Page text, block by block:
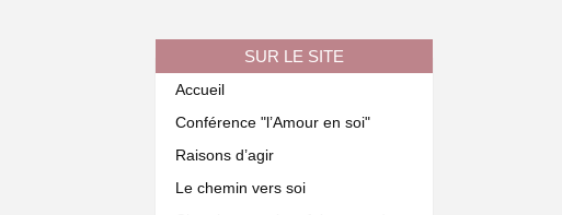
SUR LE SITE
Accueil
Conférence "l’Amour en soi"
Raisons d’agir
Le chemin vers soi